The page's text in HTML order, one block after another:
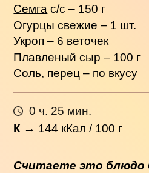
Семга с/с – 150 г
Огурцы свежие – 1 шт.
Укроп – 6 веточек
Плавленый сыр – 100 г
Соль, перец – по вкусу
0 ч. 25 мин.
К → 144 кКал / 100 г
Считаете это